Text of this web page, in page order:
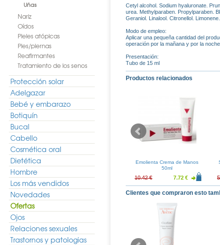
Uñas
Nariz
Oídos
Pieles atópicas
Pies/piernas
Reafirmantes
Tratamiento de los senos
Protección solar
Adelgazar
Bebé y embarazo
Botiquín
Bucal
Cabello
Cosmética oral
Dietética
Hombre
Los más vendidos
Novedades
Ofertas
Ojos
Relaciones sexuales
Trastornos y patologias
Cetyl alcohol. Sodium hyaluronate.
urea. Methylparaben. Propylparaben.
Geraniol. Linalool. Citronellol.
Modo de empleo:
Aplicar una pequeña cantidad del
operación por la mañana y por la
Presentación:
Tubo de 15 ml
Productos relacionados
50ml
18.74 €
Anticelulítica 200ml
27.67 € 20.50 €
Emolienta Crema de Manos
50ml
10.42 € 7.72 €
Clientes que compraron esto